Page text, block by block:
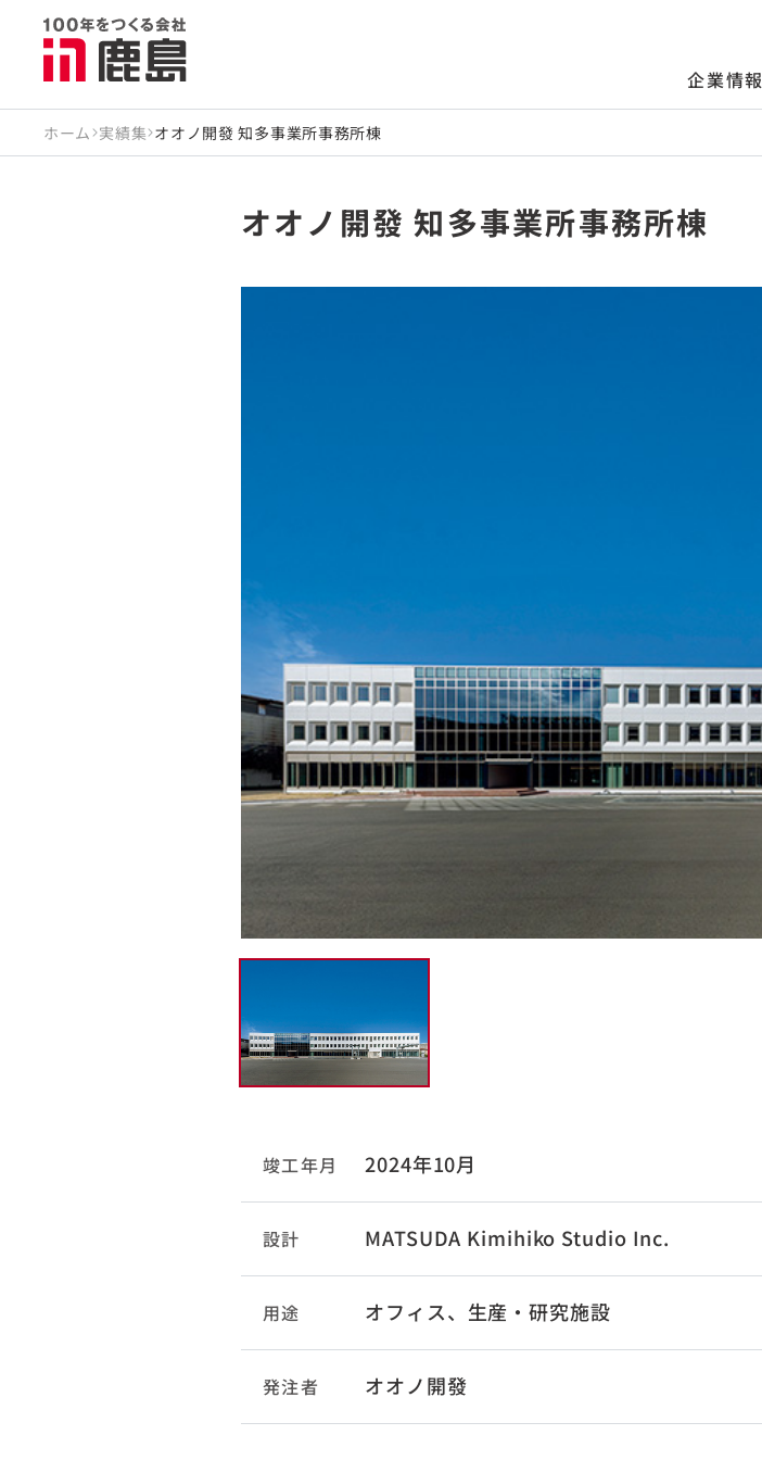
企業情報
ホーム 実績集 オオノ開發 知多事業所事務所棟
オオノ開發 知多事業所事務所棟
竣工年月 2024年10月
設計 MATSUDA Kimihiko Studio Inc.
用途 オフィス、生産・研究施設
発注者 オオノ開發